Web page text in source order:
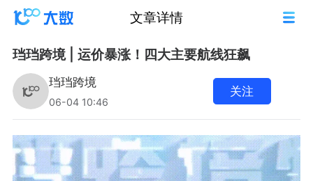
文章详情
珰珰跨境 | 运价暴涨！四大主要航线狂飙
珰珰跨境
06-04 10:46
关注